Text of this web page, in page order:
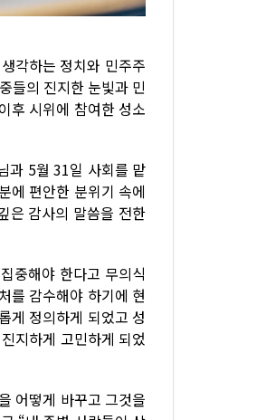
각하는 정치와 민주주
들의 진지한 눈빛과 민
후 시위에 참여한 성소
과 5월 31일 사회를 맡
에 편안한 분위기 속에
은 감사의 말씀을 전한
중해야 한다고 무의식
를 감수해야 하기에 현
게 정의하게 되었고 성
지하게 고민하게 되었
어떻게 바꾸고 그것을